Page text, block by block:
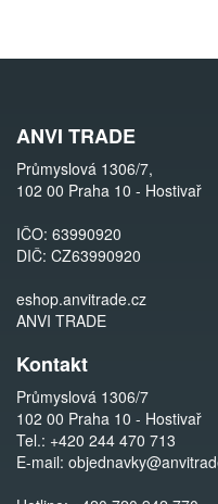
ANVI TRADE
Průmyslová 1306/7,
102 00 Praha 10 - Hostivař
IČO: 63990920
DIČ: CZ63990920
eshop.anvitrade.cz
ANVI TRADE
Kontakt
Průmyslová 1306/7
102 00 Praha 10 - Hostivař
Tel.: +420 244 470 713
E-mail: